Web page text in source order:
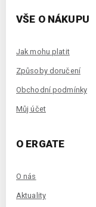
VŠE O NÁKUPU
Jak mohu platit
Způsoby doručení
Obchodní podmínky
Můj účet
O ERGATE
O nás
Aktuality